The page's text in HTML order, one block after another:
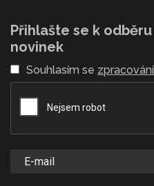
Přihlašte se k
novinek
Souhlasím se